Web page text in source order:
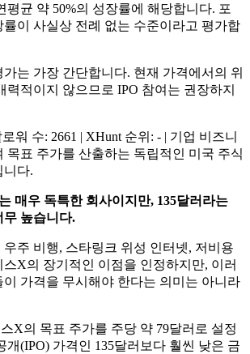
평균 약 50%의 성장률에 해당합니다. 포
이 사실상 전례 없는 수준이라고 평가합
는 가장 간단합니다. 현재 가격에서의 위
력적이지 않으므로 IPO 참여는 권장하지
로워 수: 2661 | XHunt 순위: - | 기업 비즈니
목표 주가를 산출하는 독립적인 미국 주식
니다.
매우 독특한 회사이지만, 135달러라는
무 높습니다.
우주 비행, 스타링크 위성 인터넷, 저비용
X의 장기적인 이점을 인정하지만, 이러
가격을 무시해야 한다는 의미는 아니라
X의 목표 주가를 주당 약 79달러로 설정
개(IPO) 가격인 135달러보다 훨씬 낮은 금